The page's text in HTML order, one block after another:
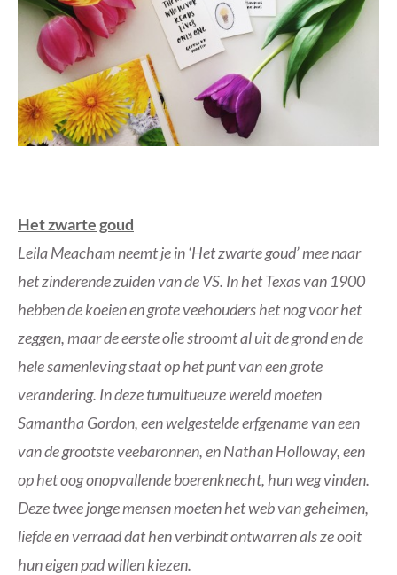
Het zwarte goud
Leila Meacham neemt je in ‘Het zwarte goud’ mee naar
het zinderende zuiden van de VS. In het Texas van 1900
hebben de koeien en grote veehouders het nog voor het
zeggen, maar de eerste olie stroomt al uit de grond en de
hele samenleving staat op het punt van een grote
verandering. In deze tumultueuze wereld moeten
Samantha Gordon, een welgestelde erfgename van een
van de grootste veebaronnen, en Nathan Holloway, een
op het oog onopvallende boerenknecht, hun weg vinden.
Deze twee jonge mensen moeten het web van geheimen,
liefde en verraad dat hen verbindt ontwarren als ze ooit
hun eigen pad willen kiezen.